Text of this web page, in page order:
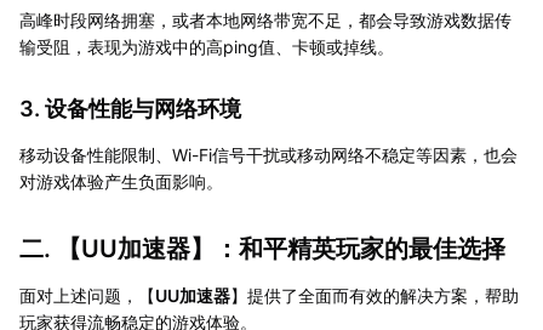
高峰时段网络拥塞，或者本地网络带宽不足，都会导致游戏数据传
输受阻，表现为游戏中的高ping值、卡顿或掉线。
3. 设备性能与网络环境
移动设备性能限制、Wi-Fi信号干扰或移动网络不稳定等因素，也会
对游戏体验产生负面影响。
二. 【UU加速器】：和平精英玩家的最佳选择
面对上述问题，【UU加速器】提供了全面而有效的解决方案，帮助
玩家获得流畅稳定的游戏体验。